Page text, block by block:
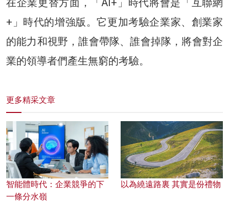
+」時代的增強版。它更加考驗企業家、創業家
的能力和視野，誰會帶隊、誰會掉隊，將會對企
業的領導者們產生無窮的考驗。
更多精采文章
智能體時代：企業競爭的下
一條分水嶺
以為繞遠路裏 其實是份禮物